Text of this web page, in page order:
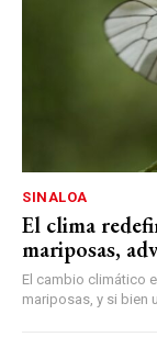
SINALOA
El clima
mariposas,
El cambio climático
mariposas, y si bien